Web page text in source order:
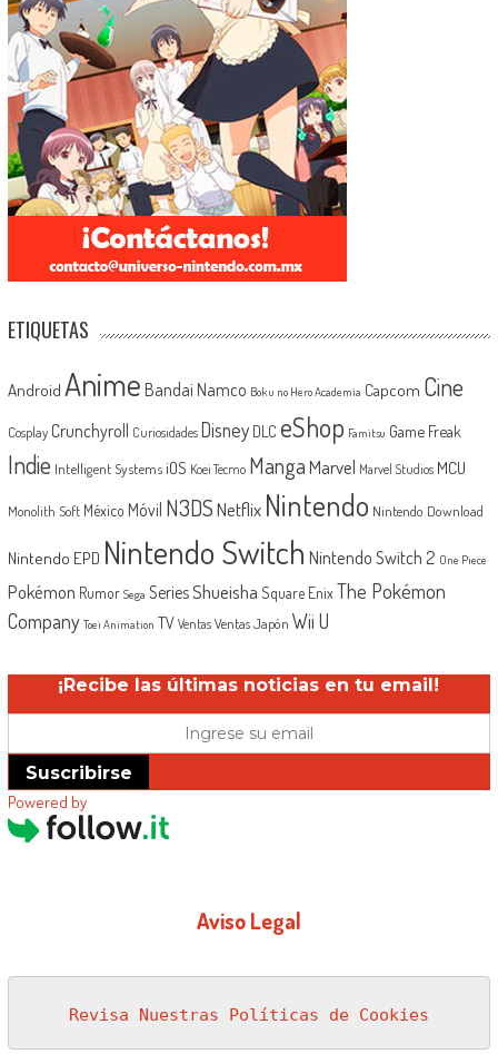
ETIQUETAS
Android Anime Bandai Namco Boku no Hero Academia Capcom Cine
Cosplay Crunchyroll Curiosidades Disney DLC eShop Famitsu Game Freak
Indie Intelligent Systems iOS Koei Tecmo MangaMarvel Marvel Studios MCU
Monolith Soft México Móvil N3DSNetflix Nintendo Nintendo Download
Nintendo EPD Nintendo Switch Nintendo Switch 2 One Piece
Pokémon Rumor Sega SeriesShueisha Square EnixThe Pokémon
Company Toei Animation TV Ventas Ventas Japón Wii U
¡Recibe las últimas noticias en tu email!
Suscribirse
Powered by
Aviso Legal
Revisa Nuestras Políticas de Cookies